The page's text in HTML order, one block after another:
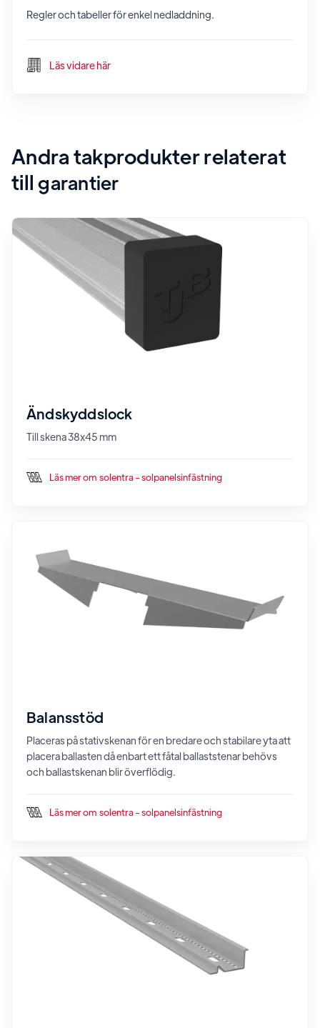
Regler och tabeller för enkel nedladdning.
Läs vidare här
Andra takprodukter relaterat
tillgarantier
Ändskyddslock
Till skena 38x45 mm
Läs mer om solentra - solpanelsinfästning
Balansstöd
Placeras på stativskenan för en bredare och stabilare yta att
placera ballasten då enbart ett fåtal ballaststenar behövs
och ballastskenan blir överflödig.
Läs mer om solentra - solpanelsinfästning